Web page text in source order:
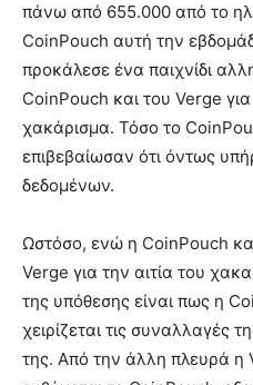
πάνω από 655.000 από το
CoinPouch αυτή την
προκάλεσε ένα παιχνίδι
CoinPouch και του Verge
χακάρισμα. Τόσο το
επιβεβαίωσαν ότι όντως
δεδομένων.
Ωστόσο, ενώ η CoinPouch
Verge για την αιτία του
της υπόθεσης είναι πως η
χειρίζεται τις συναλλαγές
της. Από την άλλη πλευρά η